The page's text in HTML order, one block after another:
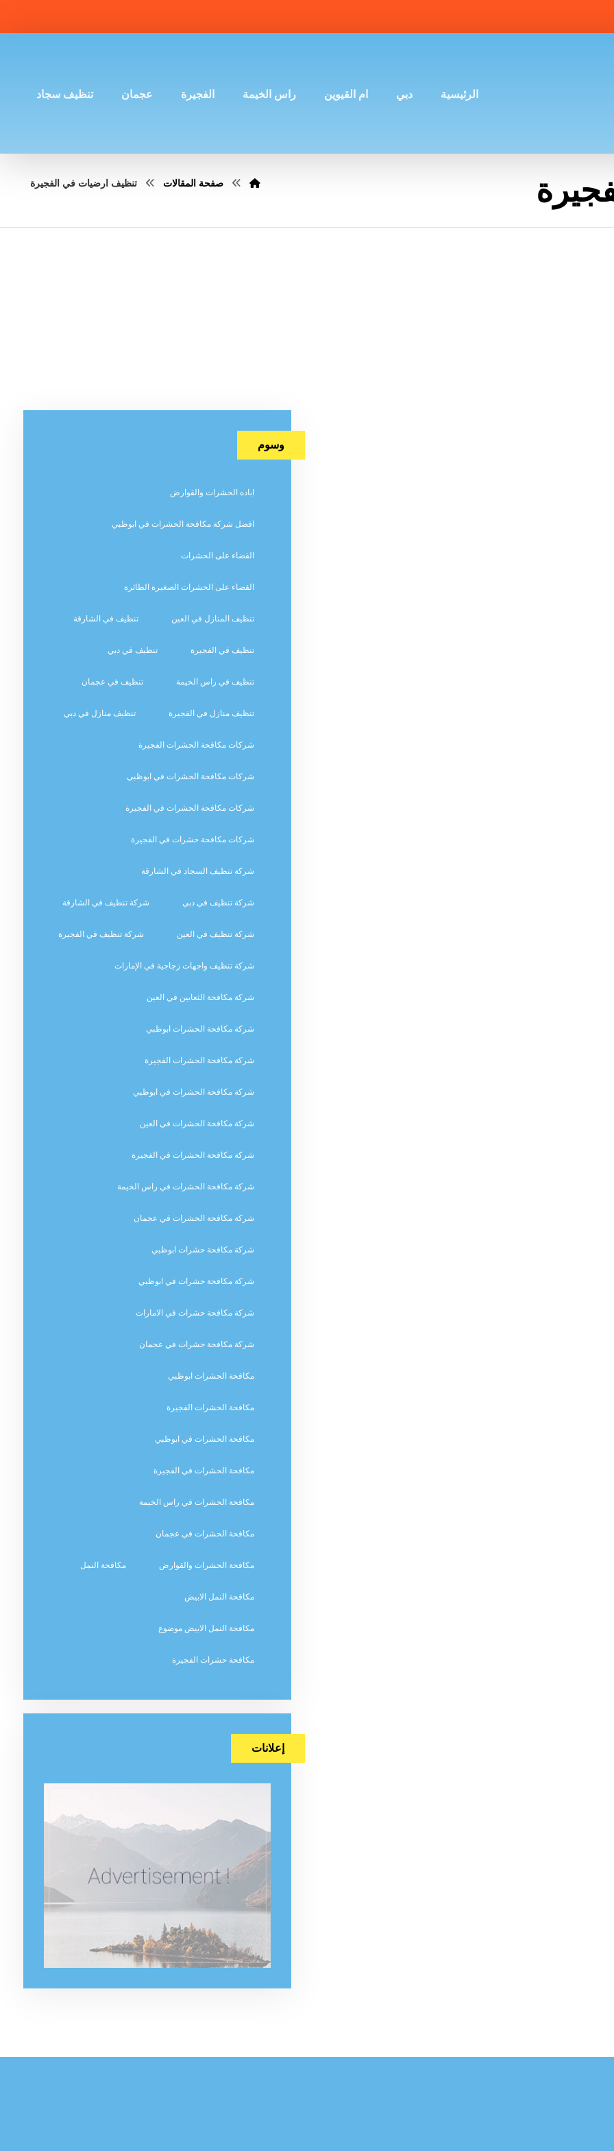
الرئيسية دبي ام القيوين راس الخيمة الفجيرة عجمان تنظيف سجاد
صفحة المقالات تنظيف ارضيات في الفجيرة
وسوم
اباده الحشرات والقوارض
افضل شركة مكافحة الحشرات في ابوظبي
القضاء على الحشرات
القضاء على الحشرات الصغيرة الطائرة
تنظيف المنازل في العين تنظيف في الشارقة
تنظيف في الفجيرة تنظيف في دبي
تنظيف في راس الخيمة تنظيف في عجمان
تنظيف منازل في الفجيرة تنظيف منازل في دبي
شركات مكافحة الحشرات الفجيرة
شركات مكافحة الحشرات في ابوظبي
شركات مكافحة الحشرات في الفجيرة
شركات مكافحة حشرات في الفجيرة
شركة تنظيف السجاد في الشارقة
شركة تنظيف في دبي شركة تنظيف في الشارقة
شركة تنظيف في العين شركة تنظيف في الفجيرة
شركة تنظيف واجهات زجاجية في الإمارات
شركة مكافحة الثعابين في العين
شركة مكافحة الحشرات ابوظبي
شركة مكافحة الحشرات الفجيرة
شركة مكافحة الحشرات في ابوظبي
شركة مكافحة الحشرات في العين
شركة مكافحة الحشرات في الفجيرة
شركة مكافحة الحشرات في راس الخيمة
شركة مكافحة الحشرات في عجمان
شركة مكافحة حشرات ابوظبي
شركة مكافحة حشرات في ابوظبي
شركة مكافحة حشرات في الامارات
شركة مكافحة حشرات في عجمان
مكافحة الحشرات ابوظبي
مكافحة الحشرات الفجيرة
مكافحة الحشرات في ابوظبي
مكافحة الحشرات في الفجيرة
مكافحة الحشرات في راس الخيمة
مكافحة الحشرات في عجمان
مكافحة الحشرات والقوارض مكافحة النمل
مكافحة النمل الابيض
مكافحة النمل الابيض موضوع
مكافحة حشرات الفجيرة
إعلانات